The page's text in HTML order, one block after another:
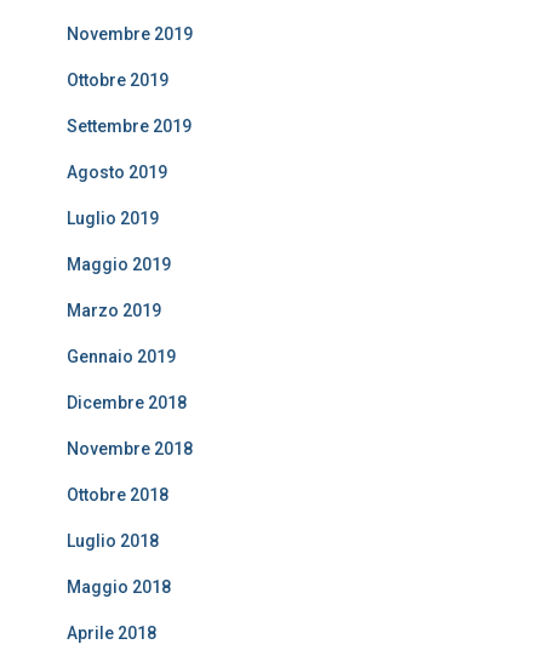
Novembre 2019
Ottobre 2019
Settembre 2019
Agosto 2019
Luglio 2019
Maggio 2019
Marzo 2019
Gennaio 2019
Dicembre 2018
Novembre 2018
Ottobre 2018
Luglio 2018
Maggio 2018
Aprile 2018